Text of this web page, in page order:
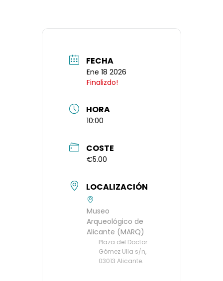
FECHA
Ene 18 2026
Finalizdo!
HORA
10:00
COSTE
€5.00
LOCALIZACIÓN
Museo
Arqueológico de
Alicante (MARQ)
Plaza del Doctor
Gómez Ulla s/n,
03013 Alicante.